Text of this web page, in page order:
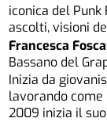
iconica del
ascolti, visioni
Francesca
Bassano del
Inizia da
lavorando
2009 inizia il